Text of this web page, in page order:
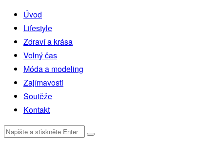
Úvod
Lifestyle
Zdraví a krása
Volný čas
Móda a modeling
Zajímavosti
Soutěže
Kontakt